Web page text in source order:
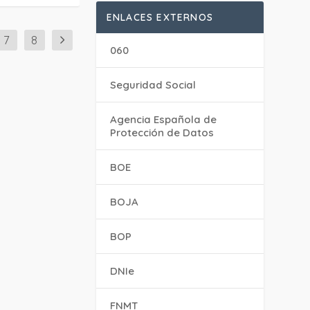
7 8
ENLACES EXTERNOS
060
Seguridad Social
Agencia Española de
Protección de Datos
BOE
BOJA
BOP
DNIe
FNMT